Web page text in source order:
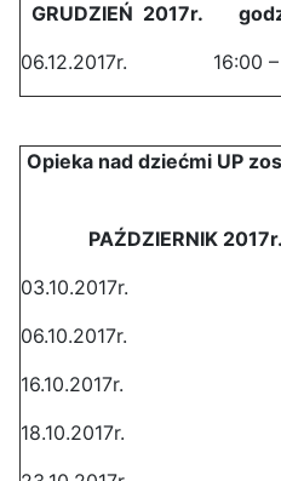
GRUDZIEŃ 2017r.
06.12.2017r.
16:00
Opieka nad dziećmi UP
PAŹDZIERNIK 2017r.
03.10.2017r.
06.10.2017r.
16.10.2017r.
18.10.2017r.